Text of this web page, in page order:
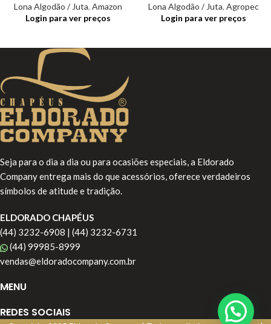
Lona Algodão / Juta, Amazon
Login para ver preços
Lona Algodão / Juta, Agropec
Login para ver preços
Seja para o dia a dia ou para ocasiões especiais, a Eldorado
Company entrega mais do que acessórios, oferece verdadeiros
símbolos de atitude e tradição.
ELDORADO CHAPÉUS
(44) 3232-6908 | (44) 3232-6731
(44) 99985-8999
vendas@eldoradocompany.com.br
MENU
REDES SOCIAIS